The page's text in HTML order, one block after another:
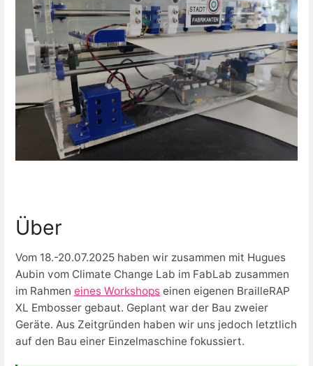
Über
Vom 18.-20.07.2025 haben wir zusammen mit Hugues
Aubin vom Climate Change Lab im FabLab zusammen
im Rahmen eines Workshops einen eigenen BrailleRAP
XL Embosser gebaut. Geplant war der Bau zweier
Geräte. Aus Zeitgründen haben wir uns jedoch letztlich
auf den Bau einer Einzelmaschine fokussiert.